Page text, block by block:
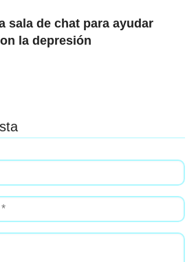
sala de chat para ayudar
la depresión